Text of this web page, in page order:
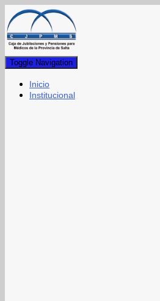
Toggle Navigation
Inicio
Institucional